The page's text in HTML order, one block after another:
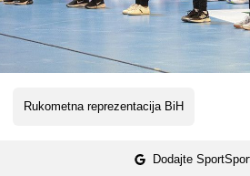
Rukometna reprezentacija BiH
Dodajte